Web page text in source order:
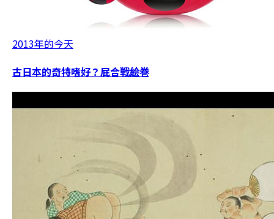
2013年的今天
古日本的奇特嗜好？屁合戦絵巻